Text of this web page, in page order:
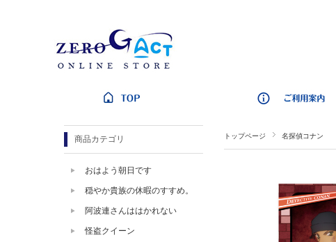
トップページ 名探偵コナン
商品カテゴリ
おはよう朝日です
穏やか貴族の休暇のすすめ。
阿波連さんははかれない
怪盗クイーン